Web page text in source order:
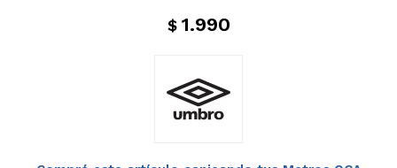
$ 1.990